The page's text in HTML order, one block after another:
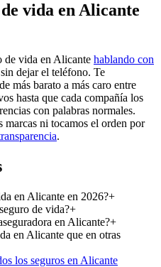
vida en Alicante
de vida en Alicante hablando con
dejar el teléfono. Te
más barato a más caro entre
hasta que cada compañía los
con palabras normales.
marcas ni tocamos el orden por
.
en Alicante en 2026?+
de vida?+
en Alicante?+
en Alicante que en otras
los seguros en Alicante